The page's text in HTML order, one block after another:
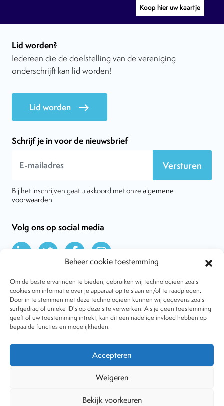
Beheer cookie toestemming
Om de beste ervaringen te bieden, gebruiken wij technologieën zoals
cookies om informatie over je apparaat op te slaan en/of te raadplegen.
Door in te stemmen met deze technologieën kunnen wij gegevens zoals
surfgedrag of unieke ID's op deze site verwerken. Als je geen toestemming
geeft of uw toestemming intrekt, kan dit een nadelige invloed hebben op
bepaalde functies en mogelijkheden.
Accepteren
Weigeren
Bekijk voorkeuren
Koop hier uw kaartje
Lid worden?
Iedereen die de doelstelling van de vereniging
onderschrijft kan lid worden!
Lid worden east
Schrijf je in voor de nieuwsbrief
Versturen
Bij het inschrijven gaat u akkoord met onze algemene
voorwaarden
Volg ons op social media
Over VtdK
Contact
Nieuws
Behandelwijzen
Dossiers
Tijdschrift
Copyright © 2001-2026 Vereniging tegen de Kwakzalverij. Alle